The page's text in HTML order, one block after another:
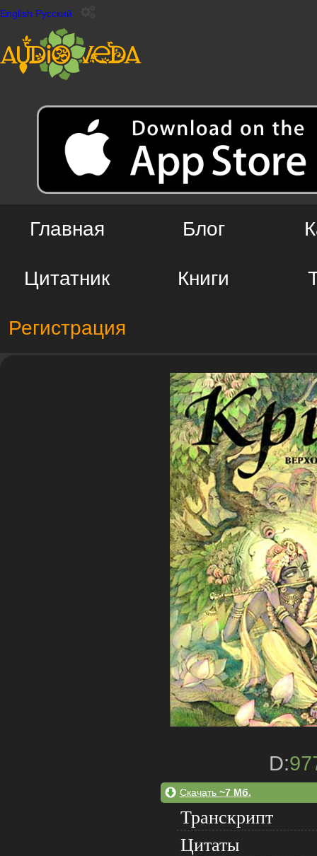
English Русский
Главная Блог
Цитатник Книги
Регистрация
D:
Скачать ~7 Мб.
Транскрипт
Цитаты